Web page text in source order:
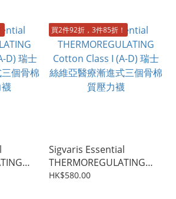
瑞士
買2件92折，3件85折！
Sigvaris Essential
THERMOREGULATING
Cotton Class I (A-D) 瑞士
HK$580.00